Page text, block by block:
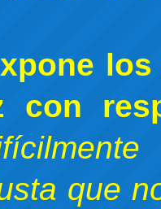
con
que